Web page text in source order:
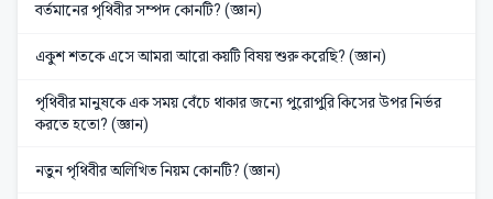
বর্তমানের পৃথিবীর সম্পদ কোনটি? (জ্ঞান)
একুশ শতকে এসে আমরা আরো কয়টি বিষয় শুরু করেছি? (জ্ঞান)
পৃথিবীর মানুষকে এক সময় বেঁচে থাকার জন্যে পুরোপুরি কিসের উপর নির্ভর
করতে হতো? (জ্ঞান)
নতুন পৃথিবীর অলিখিত নিয়ম কোনটি? (জ্ঞান)